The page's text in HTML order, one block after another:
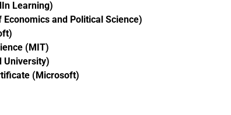
Learning)
and Political Science)
(MIT)
University)
(Microsoft)